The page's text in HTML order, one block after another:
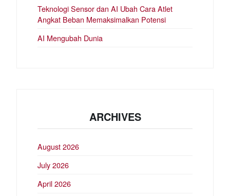
Teknologi Sensor dan AI Ubah Cara Atlet
Angkat Beban Memaksimalkan Potensi
AI Mengubah Dunia
ARCHIVES
August 2026
July 2026
April 2026